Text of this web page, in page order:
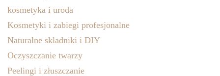
kosmetyka i uroda
Kosmetyki i zabiegi profesjonalne
Naturalne składniki i DIY
Oczyszczanie twarzy
Peelingi i złuszczanie